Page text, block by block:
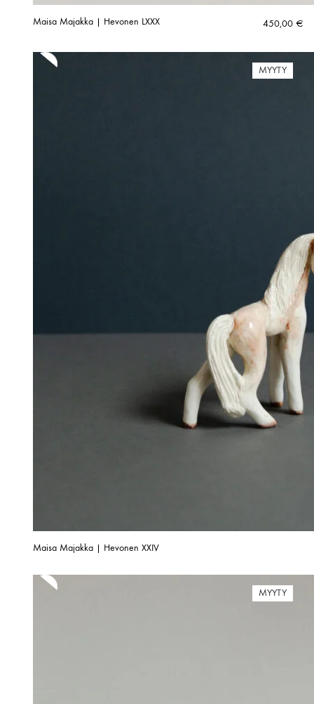
Maisa Majakka | Hevonen LXXX 450,00 €
MYYTY
Maisa Majakka | Hevonen XXIV
MYYTY